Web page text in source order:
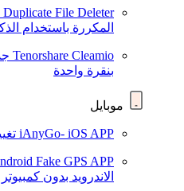
File Deleter
المكررة باستخدام
Tenorshare Cleamio
بنقرة واحدة
موبايل
iAnyGo- iOS APP
Fake GPS APP
الاندرويد بدون كمبيوتر